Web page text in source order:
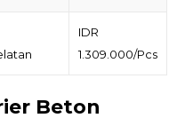
IDR
1.309.000/Pcs
Beton